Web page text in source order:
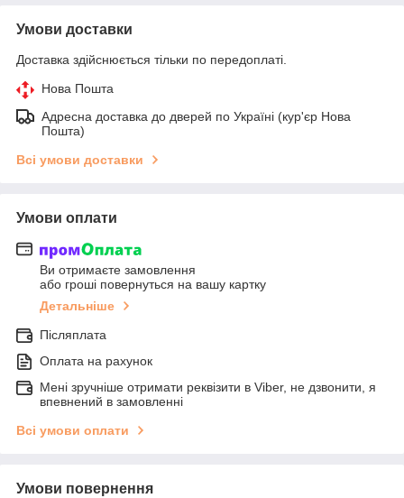
Умови доставки
Доставка здійснюється тільки по передоплаті.
Нова Пошта
Адресна доставка до дверей по Україні (кур'єр Нова
Пошта)
Всі умови доставки
Умови оплати
Ви отримаєте замовлення
або гроші повернуться на вашу картку
Детальніше
Післяплата
Оплата на рахунок
Мені зручніше отримати реквізити в Viber, не дзвонити, я
впевнений в замовленні
Всі умови оплати
Умови повернення